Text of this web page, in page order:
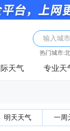
输入城
热门城市:
天气 专业天
明天天气 一周